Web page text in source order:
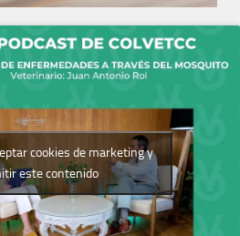
cookies de marketing y
este contenido